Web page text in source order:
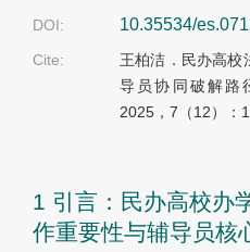
DOI:
10.35534/
Cite:
王柏洁．民办高校
导员协同破解路
2025，7（12）：
1 引言：民办高校办
作重要性与辅导员核